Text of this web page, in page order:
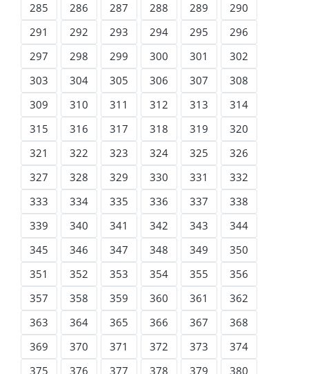
285
286 287 288 289
290
291
292 293 294 295
296
297
298 299 300 301
302
303
304 305 306 307
308
309
310 311 312 313
314
315
316 317 318 319
320
321
322 323 324 325
326
327
328 329 330 331
332
333
334 335 336 337
338
339
340 341 342 343
344
345
346 347 348 349
350
351
352 353 354 355
356
357
358 359 360 361
362
363
364 365 366 367
368
369
370 371 372 373
374
375
376 377 378 379 380